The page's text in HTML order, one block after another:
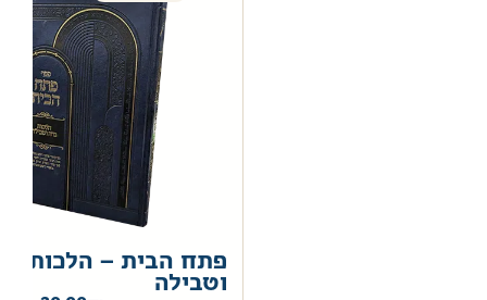
פתח הבית – הלכות
וטבילה